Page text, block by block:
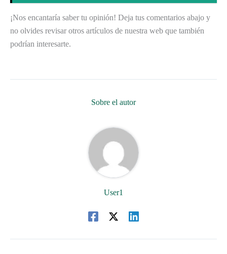
¡Nos encantaría saber tu opinión! Deja tus comentarios abajo y
no olvides revisar otros artículos de nuestra web que también
podrían interesarte.
Sobre el autor
User1